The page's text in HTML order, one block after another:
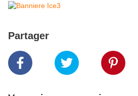
Partager